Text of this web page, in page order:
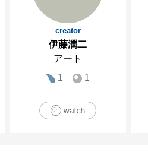
creator
伊藤潤二
アート
1
1